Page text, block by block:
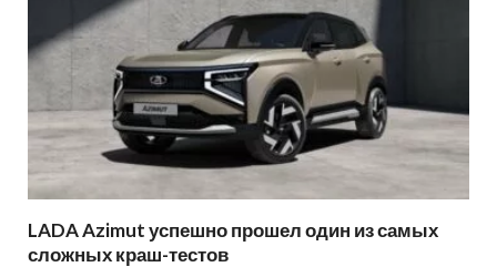
LADA Azimut успешно прошел один из самых
сложных краш-тестов